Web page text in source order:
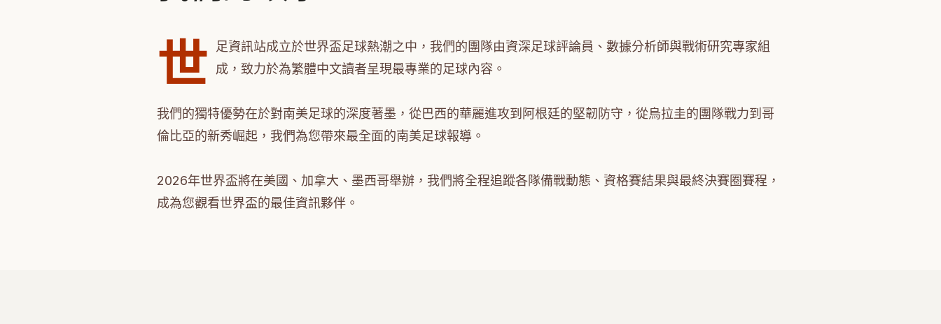
世
足資訊站成立於世界盃足球熱潮之中，我們的團隊由資深足球評論員、數據分析師與戰術研究專家組
成，致力於為繁體中文讀者呈現最專業的足球內容。
我們的獨特優勢在於對南美足球的深度著墨，從巴西的華麗進攻到阿根廷的堅韌防守，從烏拉圭的團隊戰力到哥
倫比亞的新秀崛起，我們為您帶來最全面的南美足球報導。
2026年世界盃將在美國、加拿大、墨西哥舉辦，我們將全程追蹤各隊備戰動態、資格賽結果與最終決賽圈賽程，
成為您觀看世界盃的最佳資訊夥伴。